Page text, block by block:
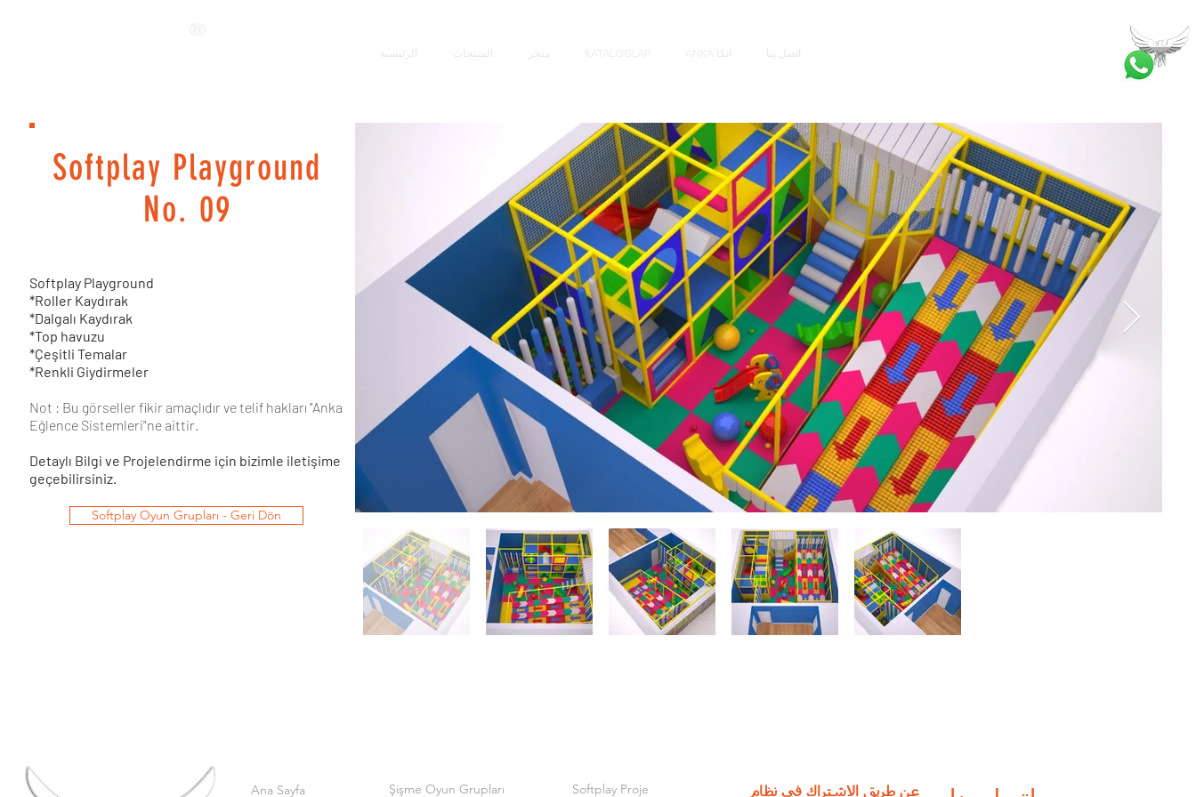
الرئيسية المنتجات متجر KATALOGLAR ANKA انکا اتصل بنا
Softplay Playground
No. 09
Softplay Playground
*Roller Kaydırak
*Dalgalı Kaydırak
*Top havuzu
*Çeşitli Temalar
*Renkli Giydirmeler
Not : Bu görseller fikir amaçlıdır ve telif hakları "Anka
Eğlence Sistemleri"ne aittir.
Detaylı Bilgi ve Projelendirme için bizimle iletişime
geçebilirsiniz.
Softplay Oyun Grupları - Geri Dön
Ana Sayfa Şişme Oyun Grupları Softplay Proje عن طريق الاشتراك في نظام